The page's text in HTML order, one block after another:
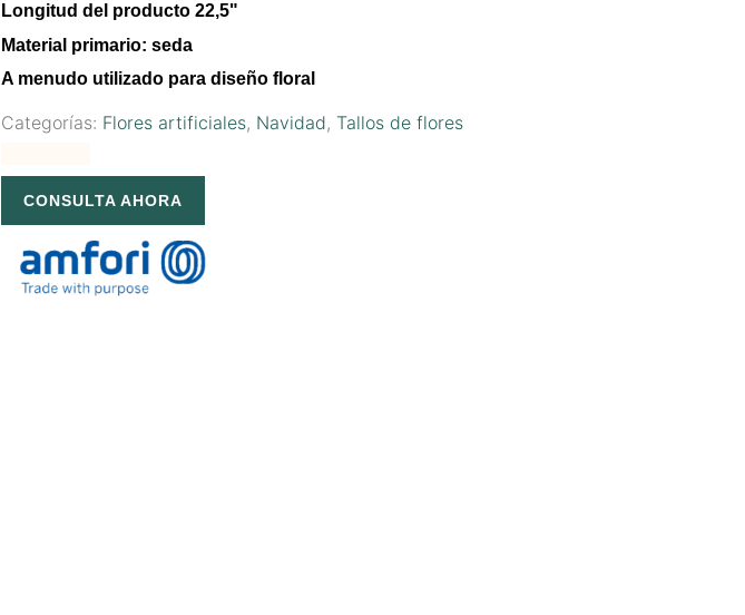
Longitud del producto 22,5"
Material primario: seda
A menudo utilizado para diseño floral
Categorías: Flores artificiales, Navidad, Tallos de flores
CONSULTA AHORA